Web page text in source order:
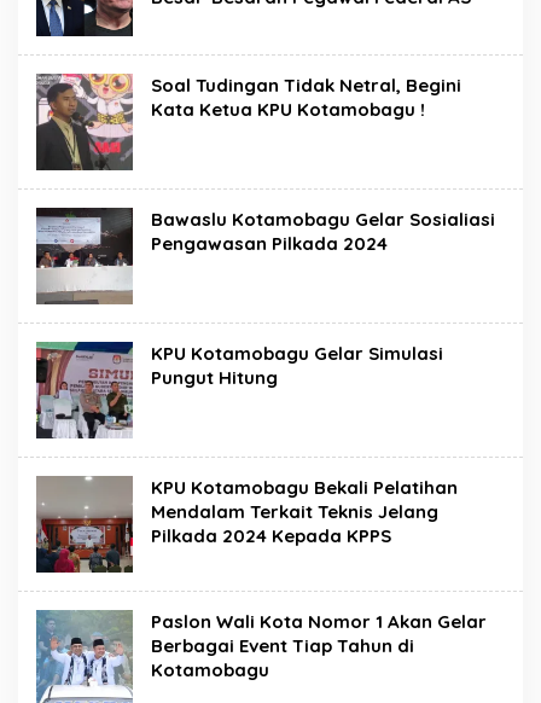
Soal Tudingan Tidak Netral, Begini
Kata Ketua KPU Kotamobagu !
Bawaslu Kotamobagu Gelar Sosialiasi
Pengawasan Pilkada 2024
KPU Kotamobagu Gelar Simulasi
Pungut Hitung
KPU Kotamobagu Bekali Pelatihan
Mendalam Terkait Teknis Jelang
Pilkada 2024 Kepada KPPS
Paslon Wali Kota Nomor 1 Akan Gelar
Berbagai Event Tiap Tahun di
Kotamobagu